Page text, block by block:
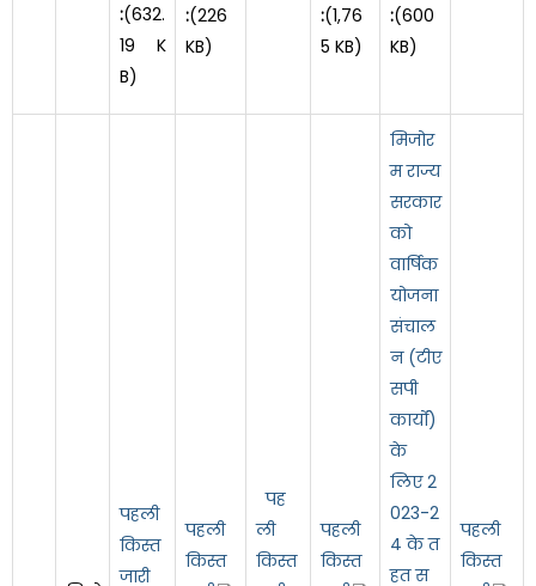
:(632.
19 K
B)
:(226
KB)
:(1,76
5 KB)
:(600
KB)
पहली
किस्त
जारी
पहली
किस्त
पह
ली
किस्त
पहली
किस्त
मिजोर
म राज्य
सरकार
को
वार्षिक
योजना
संचाल
न (टीए
सपी
कार्यों)
के
लिए 2
023-2
4 के त
हत स
पहली
किस्त